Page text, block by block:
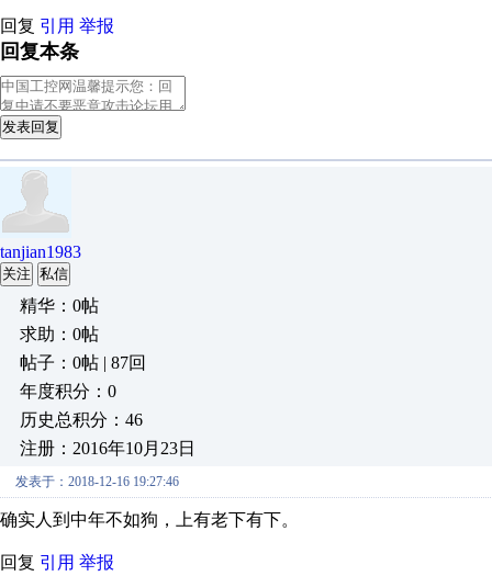
回复 引用 举报
回复本条
发表回复
tanjian1983
关注 私信
精华：0帖
求助：0帖
帖子：0帖 | 87回
年度积分：0
历史总积分：46
注册：2016年10月23日
发表于：2018-12-16 19:27:46
确实人到中年不如狗，上有老下有下。
回复 引用 举报